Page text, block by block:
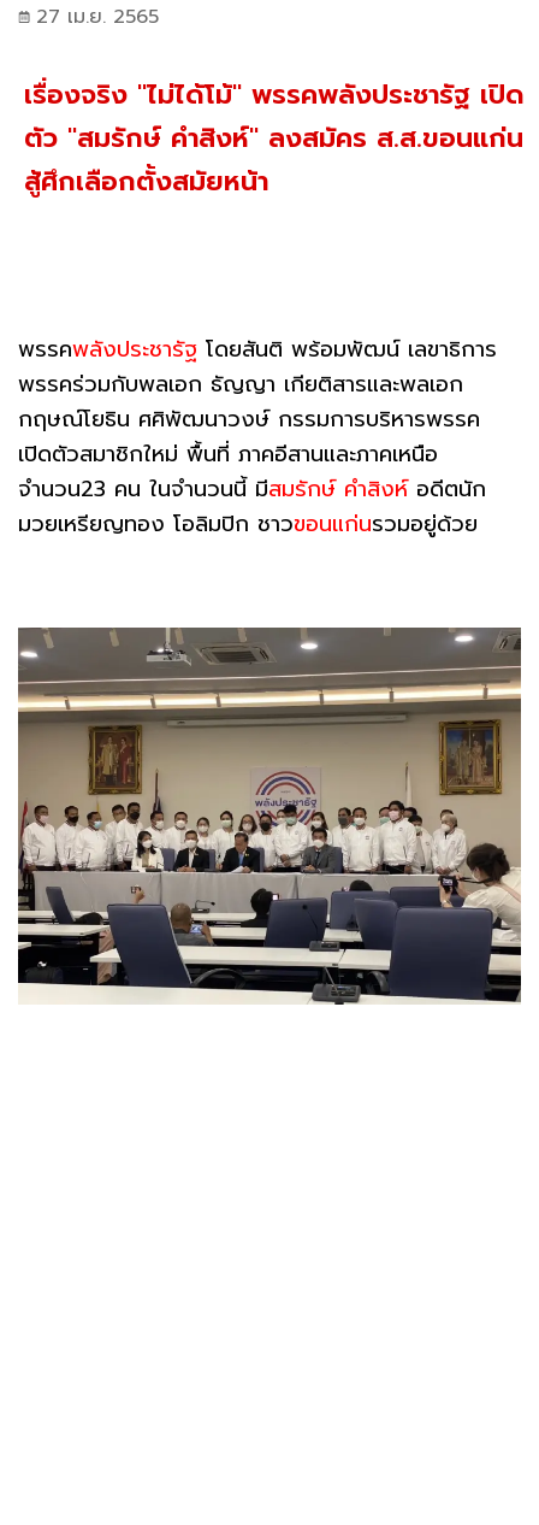
27 เม.ย. 2565
เรื่องจริง "ไม่ได้โม้" พรรคพลังประชารัฐ เปิด
ตัว "สมรักษ์ คำสิงห์" ลงสมัคร ส.ส.ขอนแก่น
สู้ศึกเลือกตั้งสมัยหน้า
พรรคพลังประชารัฐ โดยสันติ พร้อมพัฒน์ เลขาธิการ
พรรคร่วมกับพลเอก ธัญญา เกียติสารและพลเอก
กฤษณ์โยธิน ศศิพัฒนาวงษ์ กรรมการบริหารพรรค
เปิดตัวสมาชิกใหม่ พื้นที่ ภาคอีสานและภาคเหนือ
จำนวน23 คน ในจำนวนนี้ มีสมรักษ์ คำสิงห์ อดีตนัก
มวยเหรียญทอง โอลิมปิก ชาวขอนแก่นรวมอยู่ด้วย